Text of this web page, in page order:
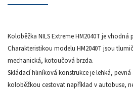
Koloběžka NILS Extreme HM2040T je vhodná
Charakteristikou modelu HM2040T jsou
mechanická, kotoučová brzda.
Skládací hliníková konstrukce je lehká,
koloběžkou cestovat například v autobuse,